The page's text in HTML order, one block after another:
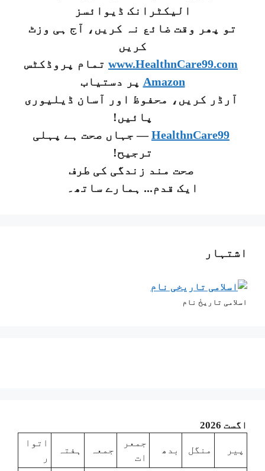
الیکٹرانک ڈیوائسز
تو پھر وقت ضائع نہ کریں، آج ہی وزٹ
کریں
www.HealthnCare99.com تمام پروڈکٹس
Amazon پر دستیاب
آرڈر کریں، محفوظ اور آسان ڈیلیوری
پائیں!
HealthnCare99— جہاں صحت ہے پہلی
ترجیح!
صحت مند زندگی کی طرف
ایک قدم... ہمارے ساتھ۔
اشتہار
اسلامی تاریخٰ نام
اگست 2026
پیر منگل بدھ
جمعر
ات
جمعہ ہفتہ
اتوا
ر